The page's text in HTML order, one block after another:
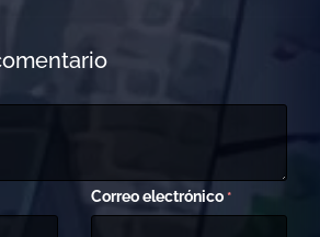
Correo electrónico *